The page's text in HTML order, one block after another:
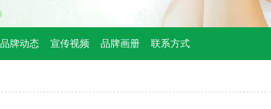
品牌动态 宣传视频 品牌画册 联系方式